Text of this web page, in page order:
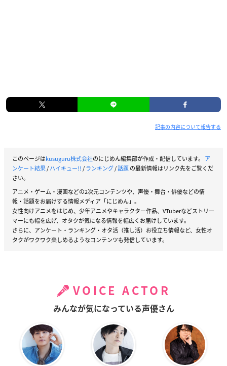
記事の内容について報告する
このページはkusuguru株式会社のにじめん編集部が作成・配信しています。 ア
ンケート結果/ハイキュー!!/ランキング/話題の最新情報はリンク先をご覧くだ
さい。
アニメ・ゲーム・漫画などの2次元コンテンツや、声優・舞台・俳優などの情
報・話題をお届けする情報メディア「にじめん」。
女性向けアニメをはじめ、少年アニメやキャラクター作品、VTuberなどストリー
マーにも幅を広げ、オタクが気になる情報を幅広くお届けしています。
さらに、アンケート・ランキング・オタ活（推し活）お役立ち情報など、女性オ
タクがワクワク楽しめるようなコンテンツも発信しています。
VOICE ACTOR
みんなが気になっている声優さん